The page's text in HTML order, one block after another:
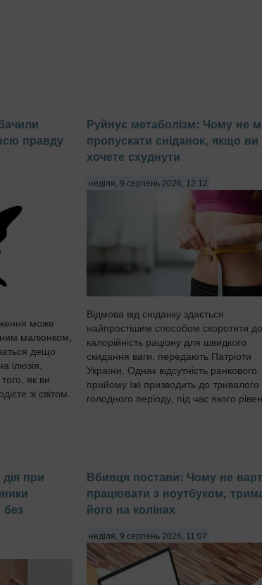
правду
може
малюнком,
дещо
ілюзія,
як ви
зі світом.
Руйнує метаболізм: Чому не
пропускати сніданок, якщо ви
хочете схуднути
неділя, 9 серпень 2026, 12:12
Відмова від сніданку здається
найпростішим способом скоротити
калорійність раціону для швидкого
скидання ваги, передають Патріоти
України. Однак відсутність ранкового
прийому їжі призводить до тривалого
голодного періоду, під час якого
при
Вбивця постави: Чому не
працювати з ноутбуком,
його на колінах
неділя, 9 серпень 2026, 11:07